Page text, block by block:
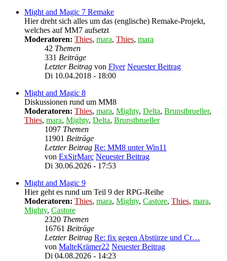
Might and Magic 7 Remake
Hier dreht sich alles um das (englische) Remake-Projekt,
welches auf MM7 aufsetzt
Moderatoren: Thies, mara, Thies, mara
42 Themen
331 Beiträge
Letzter Beitrag von Flyer Neuester Beitrag
Di 10.04.2018 - 18:00
Might and Magic 8
Diskussionen rund um MM8
Moderatoren: Thies, mara, Mighty, Delta, Brunstbrueller,
Thies, mara, Mighty, Delta, Brunstbrueller
1097 Themen
11901 Beiträge
Letzter Beitrag Re: MM8 unter Win11
von ExSirMarc Neuester Beitrag
Di 30.06.2026 - 17:53
Might and Magic 9
Hier geht es rund um Teil 9 der RPG-Reihe
Moderatoren: Thies, mara, Mighty, Castore, Thies, mara,
Mighty, Castore
2320 Themen
16761 Beiträge
Letzter Beitrag Re: fix gegen Abstürze und Cr…
von MalteKrämer22 Neuester Beitrag
Di 04.08.2026 - 14:23